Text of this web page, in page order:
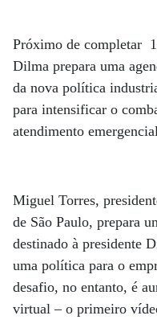
Próximo de completar
Dilma prepara uma
da nova política
para intensificar o
atendimento
Miguel Torres,
de São Paulo, prepara
destinado à presidente
uma política para o
desafio, no entanto, é
virtual – o primeiro